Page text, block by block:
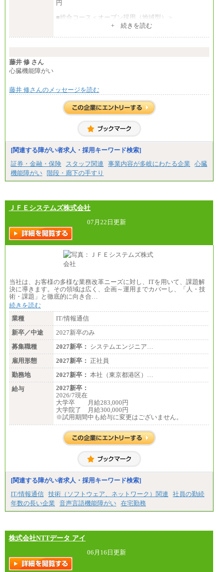
円
■総合コース＜オープン採用（地域型）＞
大学院卒 月給33.3万円、四年制大学卒 月給31.7万
※上記全てのコースにおいて、退職金前払給：一律3.
※試用期間中も給与に変更はございません
■総合コース＜オープン採用（全国型）＞
大学院卒 月給35.3万円、四年制大学卒 月給33.7万
円
大学院卒 月給33.3万円、四年制大学卒 月給31.7万
円
短大・専門卒 月給24.0万円
7万円を含む
※試用期間中も給与に変更はございません
上記の新卒給与を下限に、これまでの経験・スキル
を考慮し、当社規定に従って決定いたします。
+ 続きを読む
藤井 修 さん
心臓機能障がい
藤井 修さんのメッセージを読む
[関連する障がい者求人・採用キーワード検索]
証券・金融・保険
スタッフ関連 事業内容が多岐にわたる企業
心臓
機能障がい 階段・廊下の手すり
ＪＦＥシステムズ株式会社
07月22日更新
当社は、お客様の多様な業務改革ニーズに対し、ITを用いて、課題解
決に導きます。その領域は広く、企画～運用までカバーし、「人・技
術・課題」と徹底的に向き合…
続きを読む
業種
IT/情報通信
新卒／中途
2027新卒のみ
募集職種
2027新卒： システムエンジニア…
雇用形態
2027新卒： 正社員
勤務地
2027新卒： 本社（東京都港区）…
給与
2027新卒：
2026/7現在
大学卒 月給283,000円
大学院了 月給300,000円
※試用期間中も給与に変更はございません。
[関連する障がい者求人・採用キーワード検索]
IT/情報通信 技術（ソフトウェア、ネットワーク）関連
社員の勤続
年数の長い企業
音声言語機能障がい 在宅勤務
株式会社NTTデータ アイ
06月16日更新